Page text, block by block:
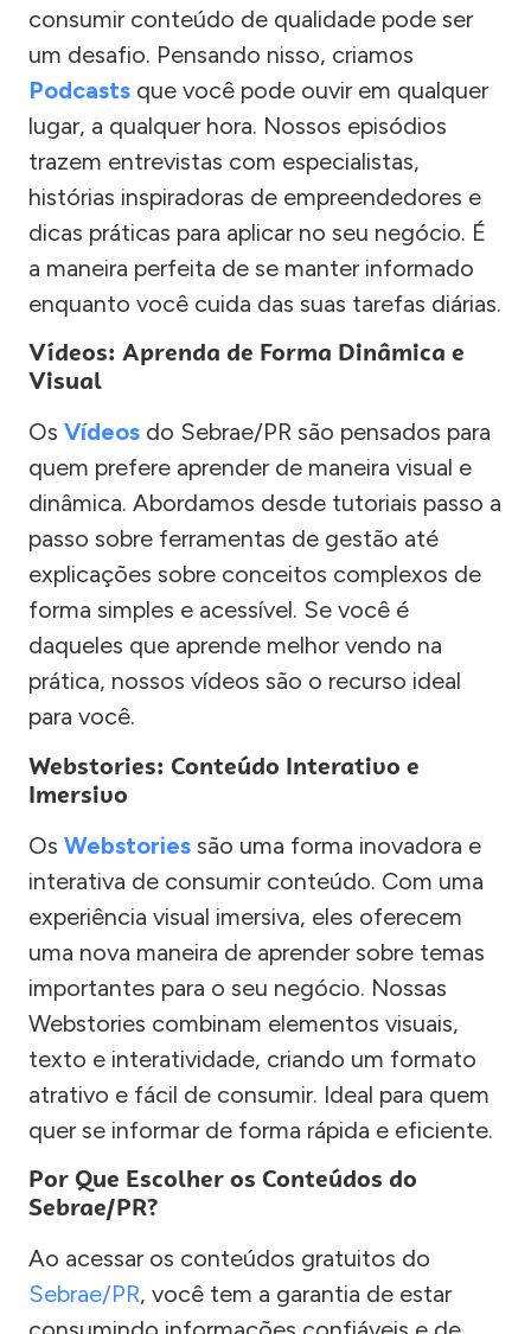
consumir conteúdo de qualidade pode ser
um desafio. Pensando nisso, criamos
Podcasts que você pode ouvir em qualquer
lugar, a qualquer hora. Nossos episódios
trazem entrevistas com especialistas,
histórias inspiradoras de empreendedores e
dicas práticas para aplicar no seu negócio. É
a maneira perfeita de se manter informado
enquanto você cuida das suas tarefas diárias.
Vídeos: Aprenda de Forma Dinâmica e
Visual
Os Vídeos do Sebrae/PR são pensados para
quem prefere aprender de maneira visual e
dinâmica. Abordamos desde tutoriais passo a
passo sobre ferramentas de gestão até
explicações sobre conceitos complexos de
forma simples e acessível. Se você é
daqueles que aprende melhor vendo na
prática, nossos vídeos são o recurso ideal
para você.
Webstories: Conteúdo Interativo e
Imersivo
Os Webstories são uma forma inovadora e
interativa de consumir conteúdo. Com uma
experiência visual imersiva, eles oferecem
uma nova maneira de aprender sobre temas
importantes para o seu negócio. Nossas
Webstories combinam elementos visuais,
texto e interatividade, criando um formato
atrativo e fácil de consumir. Ideal para quem
quer se informar de forma rápida e eficiente.
Por Que Escolher os Conteúdos do
Sebrae/PR?
Ao acessar os conteúdos gratuitos do
Sebrae/PR, você tem a garantia de estar